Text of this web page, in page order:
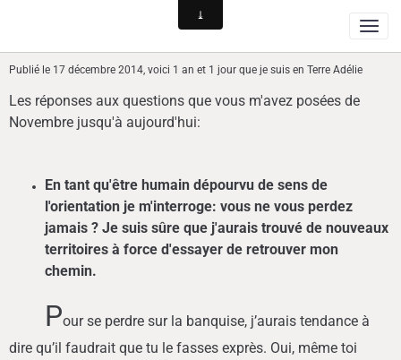
Publié le 17 décembre 2014, voici 1 an et 1 jour que je suis en Terre Adélie
Les réponses aux questions que vous m'avez posées de
Novembre jusqu'à aujourd'hui:
En tant qu'être humain dépourvu de sens de
l'orientation je m'interroge: vous ne vous perdez
jamais ? Je suis sûre que j'aurais trouvé de nouveaux
territoires à force d'essayer de retrouver mon
chemin.
Pour se perdre sur la banquise, j’aurais tendance à
dire qu’il faudrait que tu le fasses exprès. Oui, même toi